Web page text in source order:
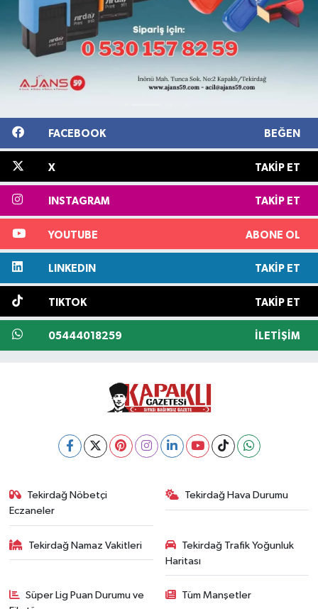
FACEBOOK BEĞEN
X TAKIP ET
INSTAGRAM TAKIP ET
YOUTUBE ABONE OL
LINKEDIN TAKIP ET
TIKTOK TAKIP ET
05444018259 İLETIŞIM
Tekirdağ Nöbetçi
Eczaneler
Tekirdağ Hava Durumu
Tekirdağ Namaz Vakitleri
Tekirdağ Trafik Yoğunluk
Haritası
Süper Lig Puan Durumu ve
Tüm Manşetler